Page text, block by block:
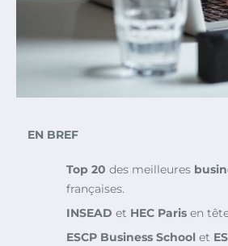
EN BREF
Top 20 des meilleures
françaises.
INSEAD et HEC Paris en
ESCP Business School et